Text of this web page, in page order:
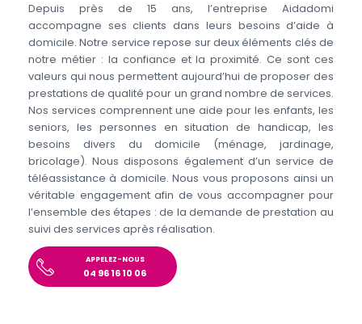
Depuis près de 15 ans, l’entreprise Aidadomi
accompagne ses clients dans leurs besoins d’aide à
domicile. Notre service repose sur deux éléments clés de
notre métier : la confiance et la proximité. Ce sont ces
valeurs qui nous permettent aujourd’hui de proposer des
prestations de qualité pour un grand nombre de services.
Nos services comprennent une aide pour les enfants, les
seniors, les personnes en situation de handicap, les
besoins divers du domicile (ménage, jardinage,
bricolage). Nous disposons également d’un service de
téléassistance à domicile. Nous vous proposons ainsi un
véritable engagement afin de vous accompagner pour
l’ensemble des étapes : de la demande de prestation au
suivi des services après réalisation.
APPELEZ-NOUS
04 96 16 10 06